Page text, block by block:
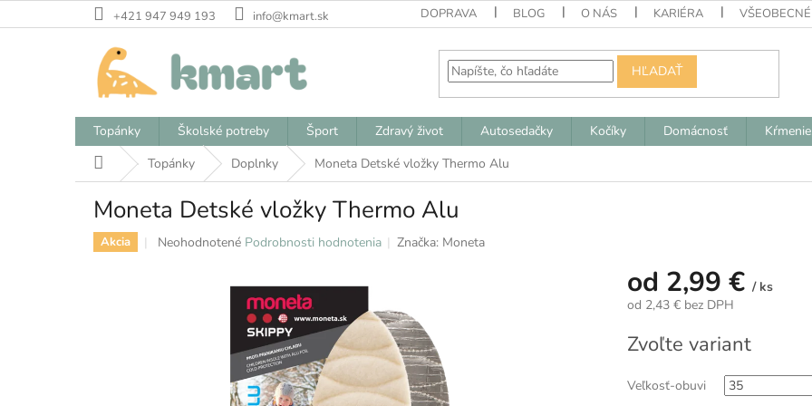
na
+421 947 949 193 info@kmart.sk DOPRAVA BLOG O NÁS KARIÉRA
HĽADAŤ
Topánky Školské potreby Šport Zdravý život Autosedačky Kočíky Domácnosť
DomovTopánky Doplnky Moneta Detské vložky Thermo Alu
Moneta Detské vložky Thermo Alu
Akcia
Priemerné
Neohodnotené Podrobnosti hodnotenia Značka: Moneta
od 2,99 € / ks
od 2,43 € bez DPH
cena:
Zvoľte variant
Veľkosť-obuvi